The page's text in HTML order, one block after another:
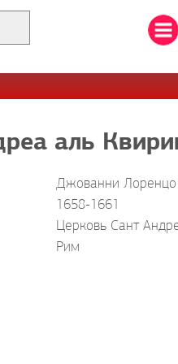
аль
Джованни
1658-1661
Церковь Сант
Рим